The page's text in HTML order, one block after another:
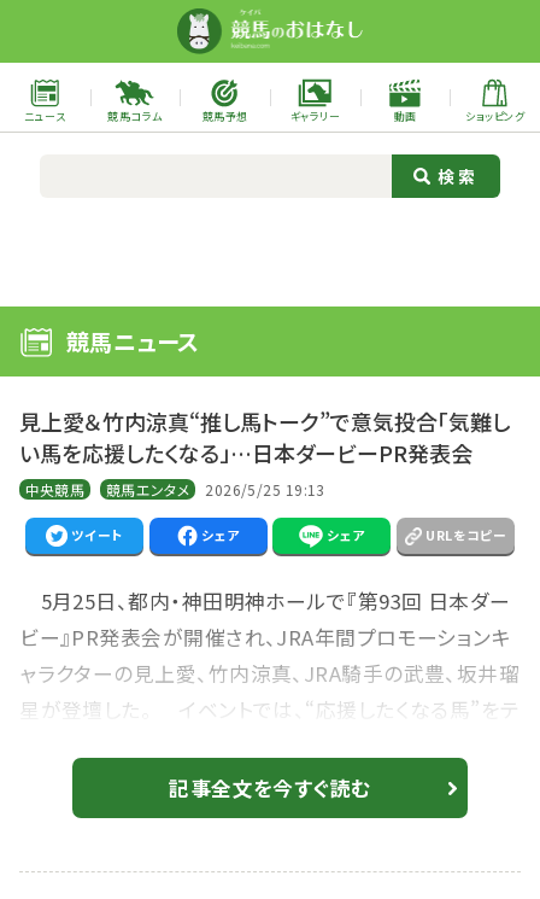
ニュース 競馬コラム 競馬予想 ギャラリー 動画 ショッピング
競馬ニュース
見上愛＆竹内涼真“推し馬トーク”で意気投合「気難し
い馬を応援したくなる」…日本ダービーPR発表会
中央競馬 競馬エンタメ 2026/5/25 19:13
ツイート シェア シェア URLをコピー
5月25日、都内・神田明神ホールで『第93回 日本ダー
ビー』PR発表会が開催され、JRA年間プロモーションキ
ャラクターの見上愛、竹内涼真、JRA騎手の武豊、坂井瑠
星が登壇した。 イベントでは、“応援したくなる馬”をテ
あると聞いていて」と切り出し、「気難しかったり、素直じ
ゃないって聞くと応援したくなります」とコメント。“あま
記事全文を今すぐ読む